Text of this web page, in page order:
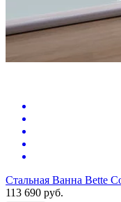
Стальная Ванна Bette
113 690 руб.